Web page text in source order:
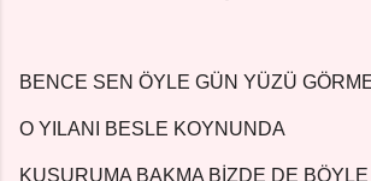
BENCE SEN ÖYLE GÜN YÜZÜ
O YILANI BESLE KOYNUNDA
KUSURUMA BAKMA BİZDE DE BÖYLE